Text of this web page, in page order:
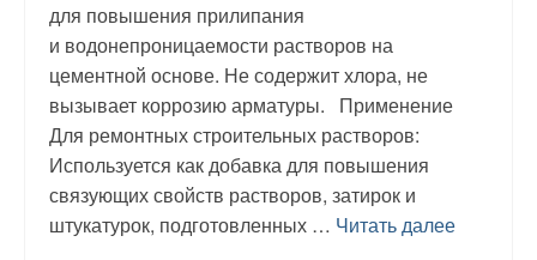
для повышения прилипания
и водонепроницаемости растворов на
цементной основе. Не содержит хлора, не
вызывает коррозию арматуры. Применение
Для ремонтных строительных растворов:
Используется как добавка для повышения
связующих свойств растворов, затирок и
штукатурок, подготовленных … Читать далее